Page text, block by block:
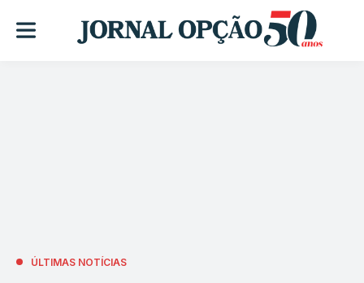
ÚLTIMAS NOTÍCIAS